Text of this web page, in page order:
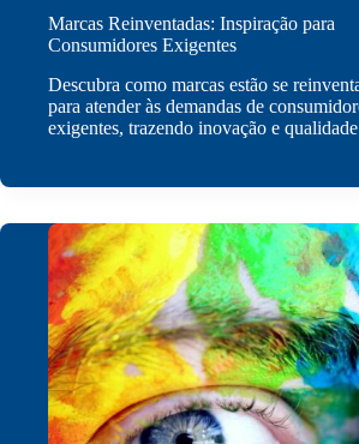
Marcas Reinventadas: Inspiração para
Consumidores Exigentes
Descubra como marcas estão se
para atender às demandas de
exigentes, trazendo inovação e